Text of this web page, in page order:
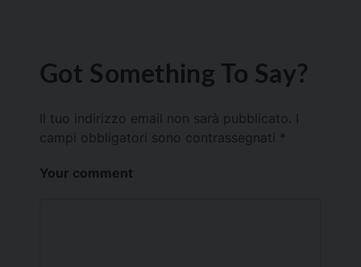
Got Something To Say?
Il tuo indirizzo email non sarà pubblicato.
campi obbligatori sono contrassegnati *
Your comment